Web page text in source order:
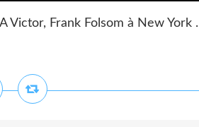
Victor, Frank Folsom à New York .